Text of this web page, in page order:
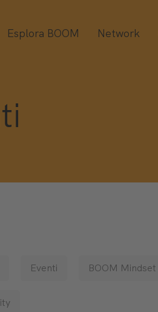
Esplora BOOM Network
Eventi BOOM Mindset